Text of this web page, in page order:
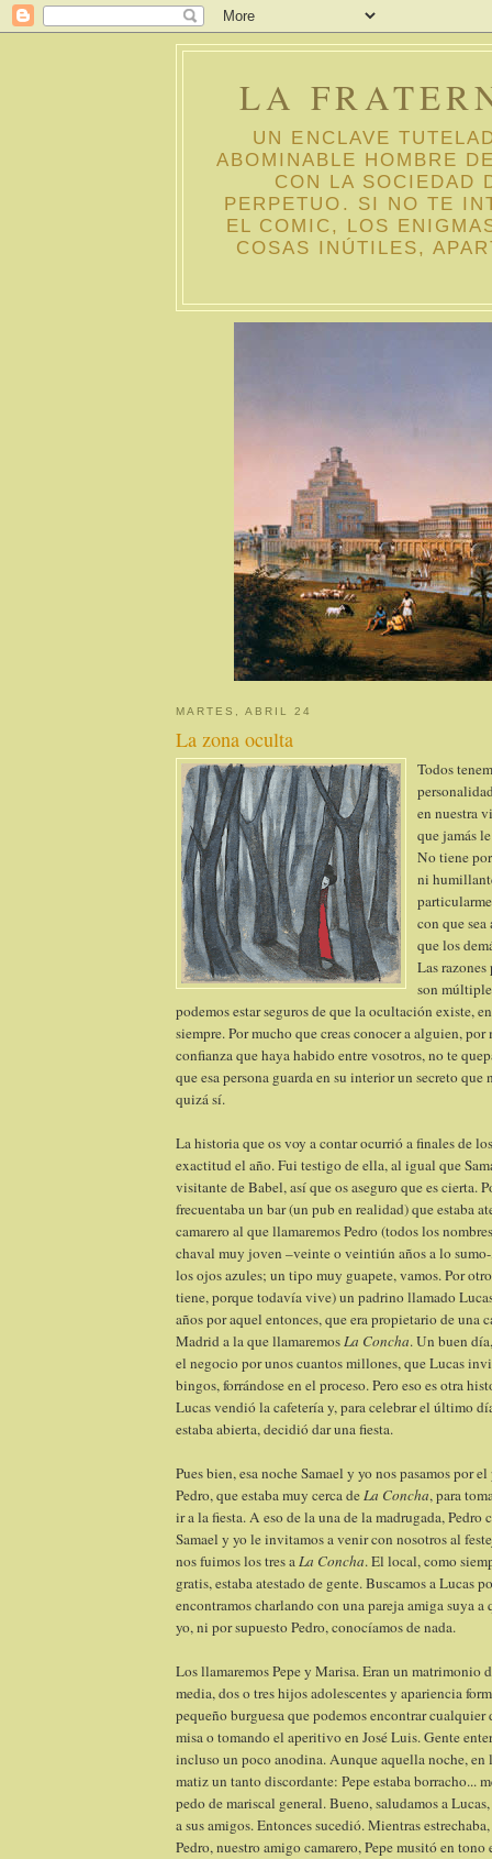
LA
UN ENCLAVE
ABOMINABLE HOMBRE
CON LA SOCIEDAD
PERPETUO. SI NO TE
EL COMIC, LOS
COSAS INÚTILES,
MARTES, ABRIL 24
La zona oculta
Todos
en nuestra
que jamás
No tiene
ni
con que
que los
Las
son
podemos estar seguros de que la ocultación existe,
siempre. Por mucho que creas conocer a alguien,
confianza que haya habido entre vosotros, no te
que esa persona guarda en su interior un secreto que
quizá sí.
La historia que os voy a contar ocurrió a finales de
exactitud el año. Fui testigo de ella, al igual que
visitante de Babel, así que os aseguro que es cierta.
frecuentaba un bar (un pub en realidad) que estaba
camarero al que llamaremos Pedro (todos los
chaval muy joven –veinte o veintiún años a lo
los ojos azules; un tipo muy guapete, vamos. Por
tiene, porque todavía vive) un padrino llamado
años por aquel entonces, que era propietario de una
Madrid a la que llamaremosLa Concha. Un buen
el negocio por unos cuantos millones, que Lucas
bingos, forrándose en el proceso. Pero eso es otra
Lucas vendió la cafetería y, para celebrar el último
estaba abierta, decidió dar una fiesta.
Pues bien, esa noche Samael y yo nos pasamos por
Pedro, que estaba muy cerca deLa Concha, para
ir a la fiesta. A eso de la una de la madrugada, Pedro
Samael y yo le invitamos a venir con nosotros al
nos fuimos los tres aLa Concha. El local, como
gratis, estaba atestado de gente. Buscamos a Lucas
encontramos charlando con una pareja amiga suya a
yo, ni por supuesto Pedro, conocíamos de nada.
Los llamaremos Pepe y Marisa. Eran un matrimonio
media, dos o tres hijos adolescentes y apariencia
pequeño burguesa que podemos encontrar
misa o tomando el aperitivo en José Luis. Gente
incluso un poco anodina. Aunque aquella noche, en
matiz un tanto discordante: Pepe estaba borracho...
pedo de mariscal general. Bueno, saludamos a
a sus amigos. Entonces sucedió. Mientras
Pedro, nuestro amigo camarero, Pepe musitó en